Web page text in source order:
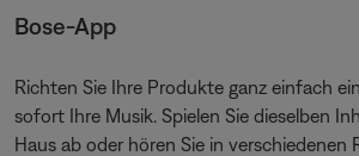
Bose-App
Richten Sie Ihre Produkte ganz einfach
sofort Ihre Musik. Spielen Sie dieselben
Haus ab oder hören Sie in verschiedenen